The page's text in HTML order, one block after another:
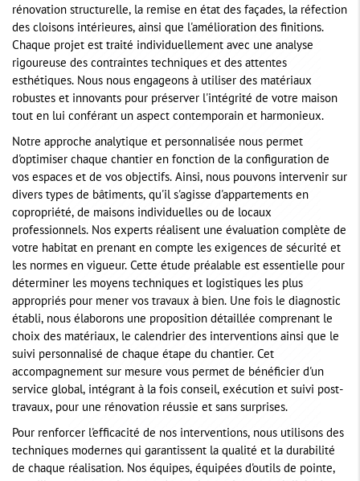
rénovation structurelle, la remise en état des façades, la réfection
des cloisons intérieures, ainsi que l'amélioration des finitions.
Chaque projet est traité individuellement avec une analyse
rigoureuse des contraintes techniques et des attentes
esthétiques. Nous nous engageons à utiliser des matériaux
robustes et innovants pour préserver l'intégrité de votre maison
tout en lui conférant un aspect contemporain et harmonieux.
Notre approche analytique et personnalisée nous permet
d'optimiser chaque chantier en fonction de la configuration de
vos espaces et de vos objectifs. Ainsi, nous pouvons intervenir sur
divers types de bâtiments, qu'il s'agisse d'appartements en
copropriété, de maisons individuelles ou de locaux
professionnels. Nos experts réalisent une évaluation complète de
votre habitat en prenant en compte les exigences de sécurité et
les normes en vigueur. Cette étude préalable est essentielle pour
déterminer les moyens techniques et logistiques les plus
appropriés pour mener vos travaux à bien. Une fois le diagnostic
établi, nous élaborons une proposition détaillée comprenant le
choix des matériaux, le calendrier des interventions ainsi que le
suivi personnalisé de chaque étape du chantier. Cet
accompagnement sur mesure vous permet de bénéficier d'un
service global, intégrant à la fois conseil, exécution et suivi post-
travaux, pour une rénovation réussie et sans surprises.
Pour renforcer l'efficacité de nos interventions, nous utilisons des
techniques modernes qui garantissent la qualité et la durabilité
de chaque réalisation. Nos équipes, équipées d'outils de pointe,